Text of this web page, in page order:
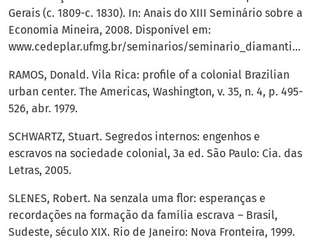
Gerais (c. 1809-c. 1830). In: Anais do XIII Seminário sobre a
Economia Mineira, 2008. Disponível em:
www.cedeplar.ufmg.br/seminarios/seminario_diamantina/2008.
RAMOS, Donald. Vila Rica: profile of a colonial Brazilian
urban center. The Americas, Washington, v. 35, n. 4, p. 495-
526, abr. 1979.
SCHWARTZ, Stuart. Segredos internos: engenhos e
escravos na sociedade colonial, 3a ed. São Paulo: Cia. das
Letras, 2005.
SLENES, Robert. Na senzala uma flor: esperanças e
recordações na formação da família escrava – Brasil,
Sudeste, século XIX. Rio de Janeiro: Nova Fronteira, 1999.